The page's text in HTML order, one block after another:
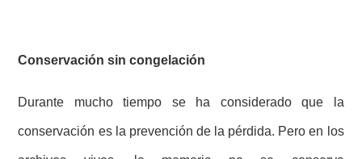
Conservación sin congelación
Durante mucho tiempo se ha considerado que la
conservación es la prevención de la pérdida. Pero en los